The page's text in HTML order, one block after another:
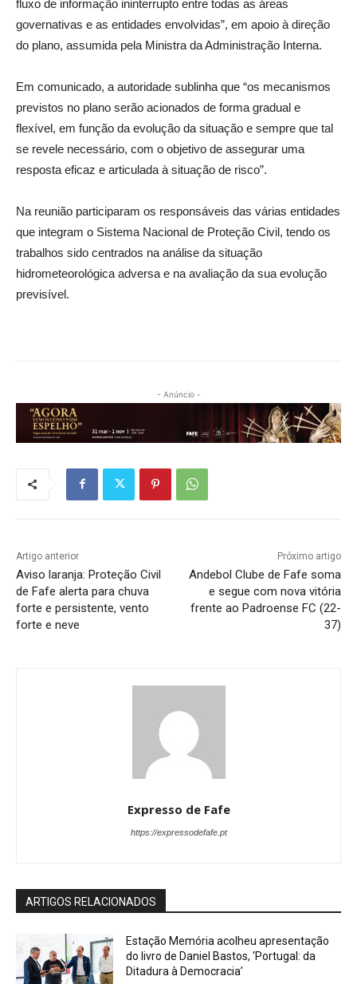
fluxo de informação ininterrupto entre todas as áreas
governativas e as entidades envolvidas”, em apoio à direção
do plano, assumida pela Ministra da Administração Interna.
Em comunicado, a autoridade sublinha que “os mecanismos
previstos no plano serão acionados de forma gradual e
flexível, em função da evolução da situação e sempre que tal
se revele necessário, com o objetivo de assegurar uma
resposta eficaz e articulada à situação de risco”.
Na reunião participaram os responsáveis das várias entidades
que integram o Sistema Nacional de Proteção Civil, tendo os
trabalhos sido centrados na análise da situação
hidrometeorológica adversa e na avaliação da sua evolução
previsível.
- Anúncio -
Artigo anterior
Aviso laranja: Proteção Civil
de Fafe alerta para chuva
forte e persistente, vento
forte e neve
Próximo artigo
Andebol Clube de Fafe soma
e segue com nova vitória
frente ao Padroense FC (22-
37)
Expresso de Fafe
https://expressodefafe.pt
ARTIGOS RELACIONADOS
Estação Memória acolheu apresentação
do livro de Daniel Bastos, ‘Portugal: da
Ditadura à Democracia’